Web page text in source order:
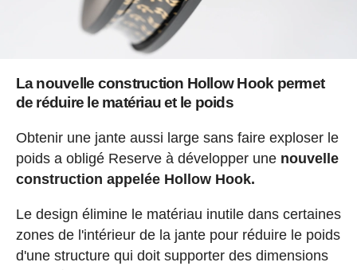
La nouvelle construction Hollow Hook permet
de réduire le matériau et le poids
Obtenir une jante aussi large sans faire exploser le
poids a obligé Reserve à développer une nouvelle
construction appelée Hollow Hook.
Le design élimine le matériau inutile dans certaines
zones de l'intérieur de la jante pour réduire le poids
d'une structure qui doit supporter des dimensions